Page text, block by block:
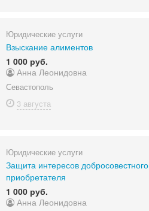
Юридические услуги
Взыскание алиментов
1 000 руб.
Анна Леонидовна
Севастополь
3 августа
Юридические услуги
Защита интересов добросовестного
приобретателя
1 000 руб.
Анна Леонидовна